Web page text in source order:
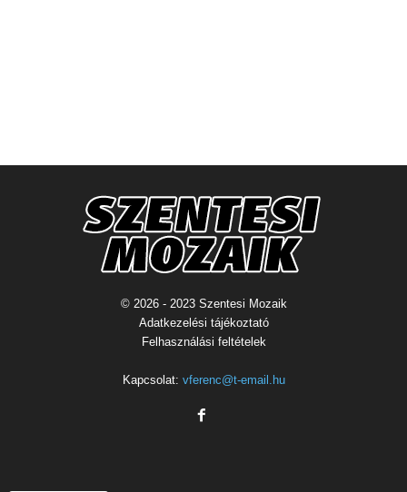
© 2026 - 2023 Szentesi Mozaik
Adatkezelési tájékoztató
Felhasználási feltételek
Kapcsolat: vferenc@t-email.hu